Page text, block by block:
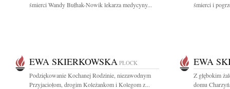
śmierci Wandy Bułhak-Nowik lekarza medycyny...
śmierci i
EWA SKIERKOWSKA PŁOCK
Podziękowanie Kochanej Rodzinie, niezawodnym
Przyjaciołom, drogim Koleżankom i Kolegom z...
EWA
Z głębokim
domu